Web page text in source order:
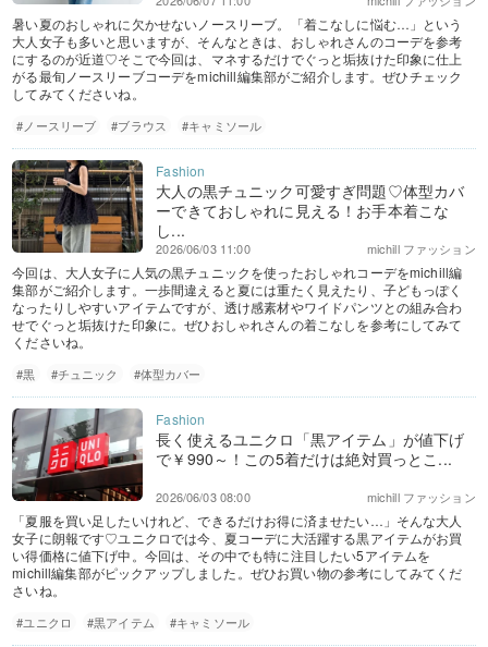
暑い夏のおしゃれに欠かせないノースリーブ。「着こなしに悩む…」という
大人女子も多いと思いますが、そんなときは、おしゃれさんのコーデを参考
にするのが近道♡そこで今回は、マネするだけでぐっと垢抜けた印象に仕上
がる最旬ノースリーブコーデをmichill編集部がご紹介します。ぜひチェック
してみてくださいね。
#ノースリーブ #ブラウス #キャミソール
大人の黒チュニック可愛すぎ問題♡体型カバ
ーできておしゃれに見える！お手本着こな
し...
michill ファッション
2026/06/03 11:00
今回は、大人女子に人気の黒チュニックを使ったおしゃれコーデをmichill編
集部がご紹介します。一歩間違えると夏には重たく見えたり、子どもっぽく
なったりしやすいアイテムですが、透け感素材やワイドパンツとの組み合わ
せでぐっと垢抜けた印象に。ぜひおしゃれさんの着こなしを参考にしてみて
くださいね。
#黒 #チュニック #体型カバー
長く使えるユニクロ「黒アイテム」が値下げ
で￥990～！この5着だけは絶対買っとこ...
michill ファッション
2026/06/03 08:00
「夏服を買い足したいけれど、できるだけお得に済ませたい…」そんな大人
女子に朗報です♡ユニクロでは今、夏コーデに大活躍する黒アイテムがお買
い得価格に値下げ中。今回は、その中でも特に注目したい5アイテムを
michill編集部がピックアップしました。ぜひお買い物の参考にしてみてくだ
さいね。
#ユニクロ #黒アイテム #キャミソール